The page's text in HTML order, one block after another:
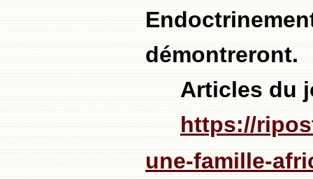
démontreront.
Articles du
https://
une-famille-